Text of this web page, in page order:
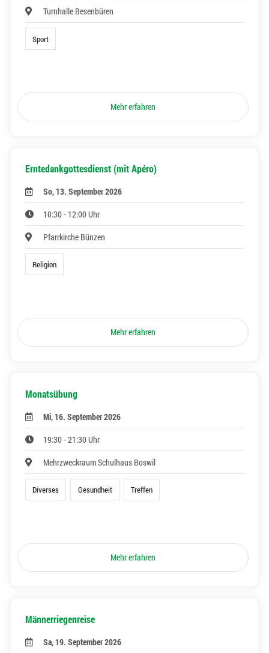
Turnhalle Besenbüren
Sport
Mehr erfahren
Erntedankgottesdienst (mit Apéro)
So, 13. September 2026
10:30 - 12:00 Uhr
Pfarrkirche Bünzen
Religion
Mehr erfahren
Monatsübung
Mi, 16. September 2026
19:30 - 21:30 Uhr
Mehrzweckraum Schulhaus Boswil
Diverses Gesundheit Treffen
Mehr erfahren
Männerriegenreise
Sa, 19. September 2026